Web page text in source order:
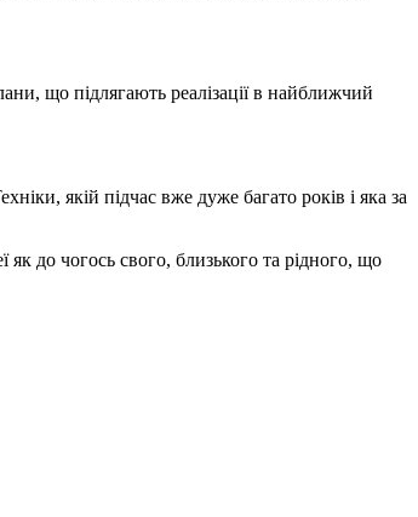
що підлягають реалізації в найближчий
якій підчас вже дуже багато років і яка за
до чогось свого, близького та рідного, що